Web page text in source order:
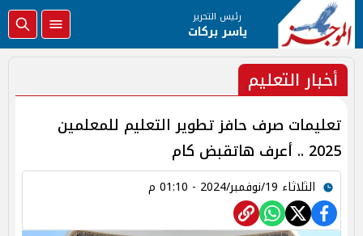
رئيس التحرير
ياسر بركات
أخبار التعليم
تعليمات صرف حافز تطوير التعليم للمعلمين
2025 .. أعرف هاتقبض كام
الثلاثاء 19/نوفمبر/2024 - 01:10 م